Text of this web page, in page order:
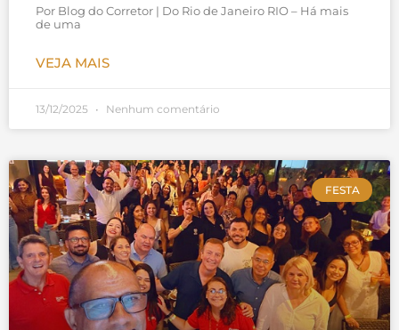
Por Blog do Corretor | Do Rio de Janeiro RIO – Há mais
de uma
VEJA MAIS
13/12/2025 Nenhum comentário
FESTA